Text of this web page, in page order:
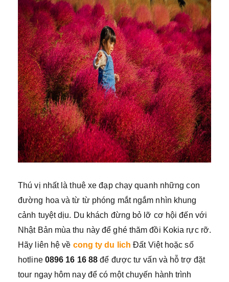
Thú vị nhất là thuê xe đạp chạy quanh những con
đường hoa và từ từ phóng mắt ngắm nhìn khung
cảnh tuyệt dịu. Du khách đừng bỏ lỡ cơ hội đến với
Nhật Bản mùa thu này để ghé thăm đồi Kokia rực rỡ.
Hãy liên hệ về cong ty du lich Đất Việt hoặc số
hotline 0896 16 16 88 để được tư vấn và hỗ trợ đặt
tour ngay hôm nay để có một chuyến hành trình